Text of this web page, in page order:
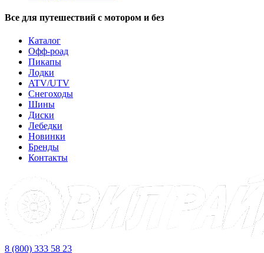
Все для путешествий с мотором и без
Каталог
Офф-роад
Пикапы
Лодки
ATV/UTV
Снегоходы
Шины
Диски
Лебедки
Новинки
Бренды
Контакты
8 (800) 333 58 23